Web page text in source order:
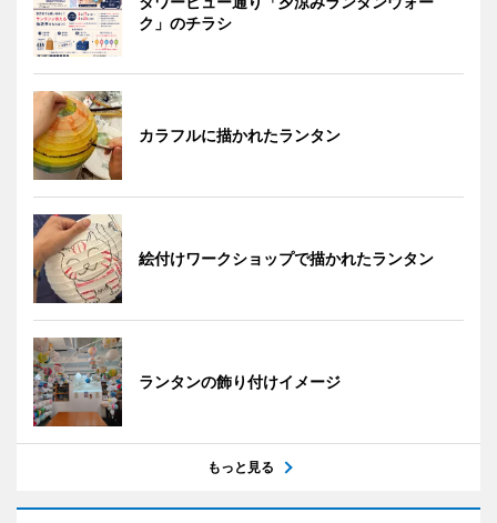
ク」のチラシ
カラフルに描かれたランタン
絵付けワークショップで描かれたランタン
ランタンの飾り付けイメージ
もっと見る